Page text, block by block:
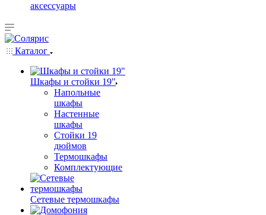
аксессуары
Каталог
Шкафы и стойки 19"
Напольные
шкафы
Настенные
шкафы
Стойки 19
дюймов
Термошкафы
Комплектующие
Сетевые термошкафы